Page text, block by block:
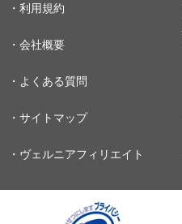
・利用規約
・会社概要
・よくある質問
・サイトマップ
・ヴェルニアフィリエイト